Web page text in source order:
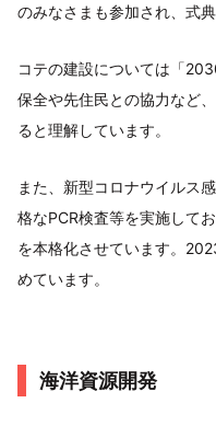
のみなさまも参加され、式
コテの建設については「
保全や先住民との協力など
ると理解しています。
また、新型コロナウイルス
格なPCR検査等を実施して
を本格化させています。
めています。
海洋資源開発